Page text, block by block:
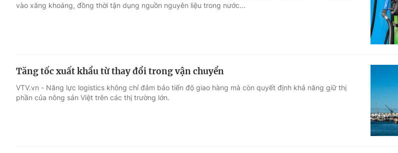
vào xăng khoáng, đồng thời tận dụng nguồn nguyên liệu trong nước...
Tăng tốc xuất khẩu từ thay đổi trong vận chuyển
VTV.vn - Năng lực logistics không chỉ đảm bảo tiến độ giao hàng mà còn quyết định khả năng giữ thị
phần của nông sản Việt trên các thị trường lớn.